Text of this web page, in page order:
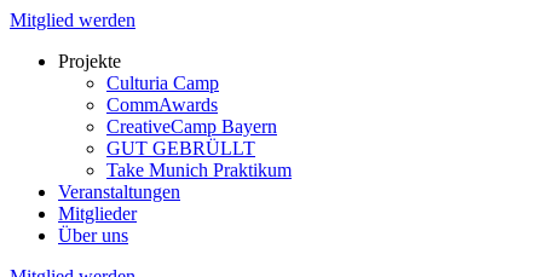
Mitglied werden
Projekte
Culturia Camp
CommAwards
CreativeCamp Bayern
GUT GEBRÜLLT
Take Munich Praktikum
Veranstaltungen
Mitglieder
Über uns